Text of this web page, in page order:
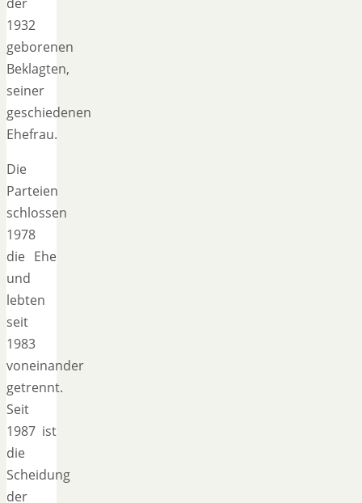
1932
geborenen
Beklagten,
seiner
geschiedenen
Ehefrau.
Die
Parteien
schlossen
1978
die Ehe
und
lebten
seit
1983
voneinander
getrennt.
Seit
1987 ist
die
Scheidung
der